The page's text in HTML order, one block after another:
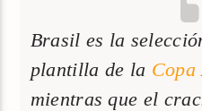
Brasil es la
plantilla de la Copa
mientras que el